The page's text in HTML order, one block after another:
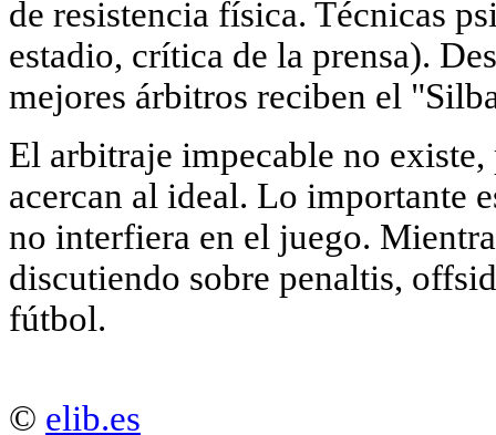
de resistencia física. Técnicas
estadio, crítica de la prensa).
mejores árbitros reciben el
El arbitraje impecable no
acercan al ideal. Lo importante
no interfiera en el juego.
discutiendo sobre penaltis,
fútbol.
© elib.es